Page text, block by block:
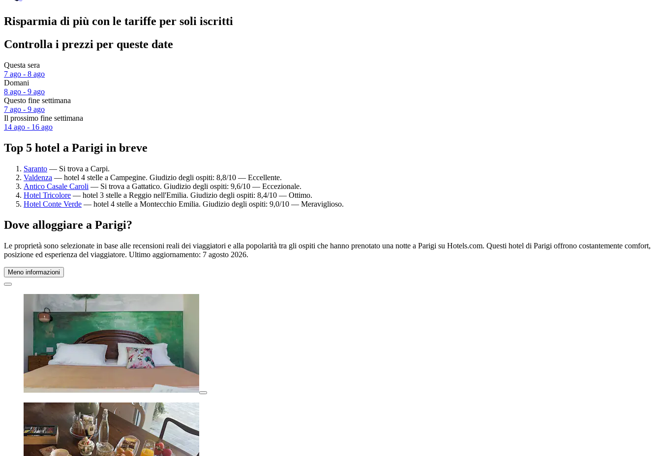
Risparmia di più con le tariffe per soli iscritti
Controlla i prezzi per queste date
Questa sera
7 ago - 8 ago
Domani
8 ago - 9 ago
Questo fine settimana
7 ago - 9 ago
Il prossimo fine settimana
14 ago - 16 ago
Top 5 hotel a Parigi in breve
Saranto — Si trova a Carpi.
Valdenza — hotel 4 stelle a Campegine. Giudizio degli ospiti: 8,8/10 — Eccellente.
Antico Casale Caroli — Si trova a Gattatico. Giudizio degli ospiti: 9,6/10 — Eccezionale.
Hotel Tricolore — hotel 3 stelle a Reggio nell'Emilia. Giudizio degli ospiti: 8,4/10 — Ottimo.
Hotel Conte Verde — hotel 4 stelle a Montecchio Emilia. Giudizio degli ospiti: 9,0/10 — Meraviglioso.
Dove alloggiare a Parigi?
Le proprietà sono selezionate in base alle recensioni reali dei viaggiatori e alla popolarità tra gli ospiti che hanno prenotato una notte a Parigi su Hotels.com. Questi hotel di Parigi offrono costantemente comfort,
posizione ed esperienza del viaggiatore. Ultimo aggiornamento: 7 agosto 2026.
Meno informazioni